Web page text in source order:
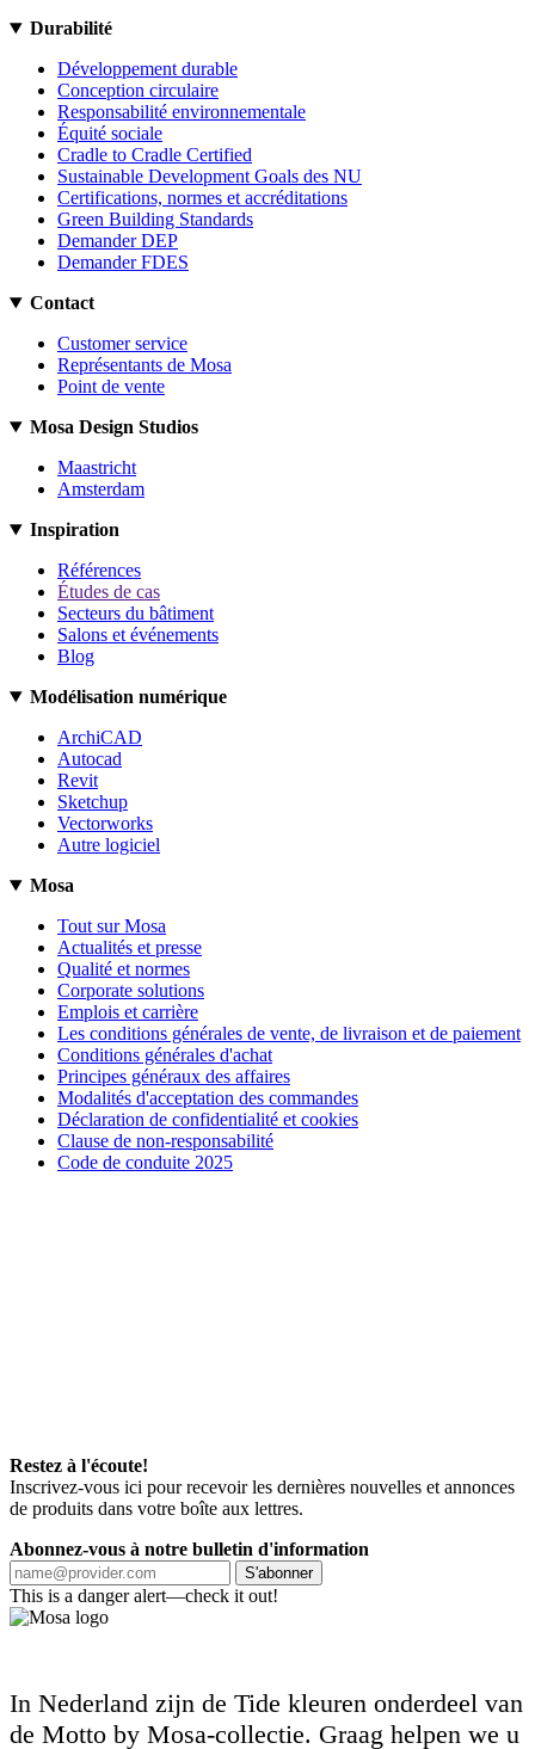
Durabilité
Développement durable
Conception circulaire
Responsabilité environnementale
Équité sociale
Cradle to Cradle Certified
Sustainable Development Goals des NU
Certifications, normes et accréditations
Green Building Standards
Demander DEP
Demander FDES
Contact
Customer service
Représentants de Mosa
Point de vente
Mosa Design Studios
Maastricht
Amsterdam
Inspiration
Références
Études de cas
Secteurs du bâtiment
Salons et événements
Blog
Modélisation numérique
ArchiCAD
Autocad
Revit
Sketchup
Vectorworks
Autre logiciel
Mosa
Tout sur Mosa
Actualités et presse
Qualité et normes
Corporate solutions
Emplois et carrière
Les conditions générales de vente, de livraison et de paiement
Conditions générales d'achat
Principes généraux des affaires
Modalités d'acceptation des commandes
Déclaration de confidentialité et cookies
Clause de non-responsabilité
Code de conduite 2025
Restez à l'écoute!
Inscrivez-vous ici pour recevoir les dernières nouvelles et annonces
de produits dans votre boîte aux lettres.
Abonnez-vous à notre bulletin d'information
S'abonner
This is a danger alert—check it out!
In Nederland zijn de Tide kleuren onderdeel van
de Motto by Mosa-collectie. Graag helpen we u